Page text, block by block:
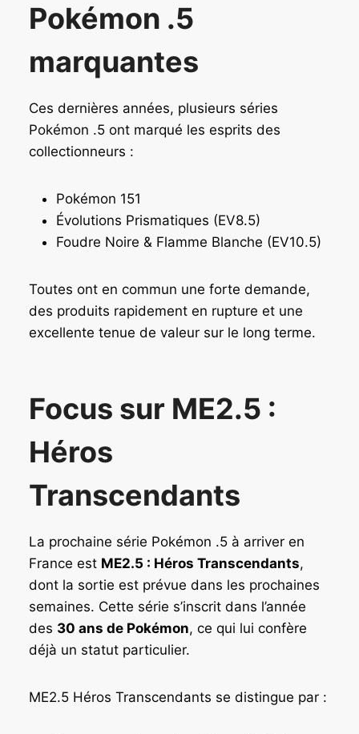
Pokémon .5
marquantes
Ces dernières années, plusieurs séries
Pokémon .5 ont marqué les esprits des
collectionneurs :
Pokémon 151
Évolutions Prismatiques (EV8.5)
Foudre Noire & Flamme Blanche (EV10.5)
Toutes ont en commun une forte demande,
des produits rapidement en rupture et une
excellente tenue de valeur sur le long terme.
Focus sur ME2.5 :
Héros
Transcendants
La prochaine série Pokémon .5 à arriver en
France est ME2.5 : Héros Transcendants,
dont la sortie est prévue dans les prochaines
semaines. Cette série s’inscrit dans l’année
des 30 ans de Pokémon, ce qui lui confère
déjà un statut particulier.
ME2.5 Héros Transcendants se distingue par :